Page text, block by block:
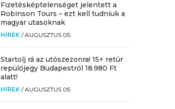
Fizetésképtelenséget jelentett a
Robinson Tours – ezt kell tudniuk a
magyar utasoknak
HÍREK /AUGUSZTUS 05.
Startolj rá az utószezonra! 15+ retúr
repülőjegy Budapestről 18.980 Ft
alatt!
HÍREK /AUGUSZTUS 05.